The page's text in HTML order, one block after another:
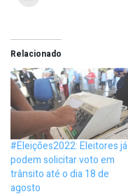
Relacionado
#Eleições2022: Eleitores já
podem solicitar voto em
trânsito até o dia 18 de
agosto